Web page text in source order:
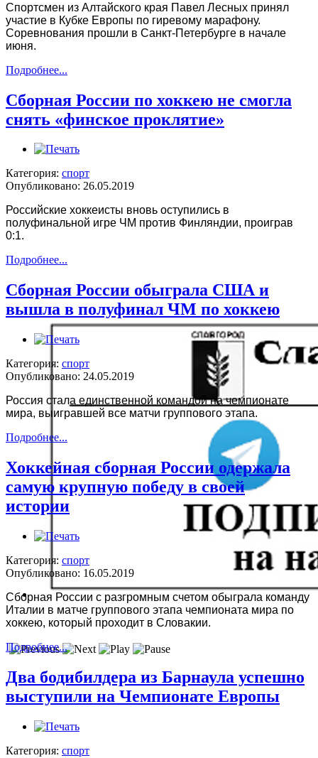
Спортсмен из Алтайского края Павел Лесных принял
участие в Кубке Европы по гиревому марафону.
Соревнования прошли в Санкт-Петербурге в начале
июня.
Подробнее...
Сборная России по хоккею не смогла
снять «финское проклятие»
Категория: спорт
Опубликовано: 26.05.2019
Российские хоккеисты вновь оступились в
полуфинальной игре ЧМ против Финляндии, проиграв
0:1.
Подробнее...
Сборная России обыграла США и
вышла в полуфинал ЧМ по хоккею
Категория: спорт
Опубликовано: 24.05.2019
Россия стала единственной командой на чемпионате
мира, выигравшей все матчи группового этапа.
Подробнее...
Хоккейная сборная России одержала
самую крупную победу в своей
истории
Категория: спорт
Опубликовано: 16.05.2019
Сборная России с разгромным счетом обыграла команду
Италии в матче группового этапа чемпионата мира по
хоккею, который проходит в Словакии.
Подробнее...
Два бодибилдера из Барнаула успешно
выступили на Чемпионате Европы
Категория: спорт